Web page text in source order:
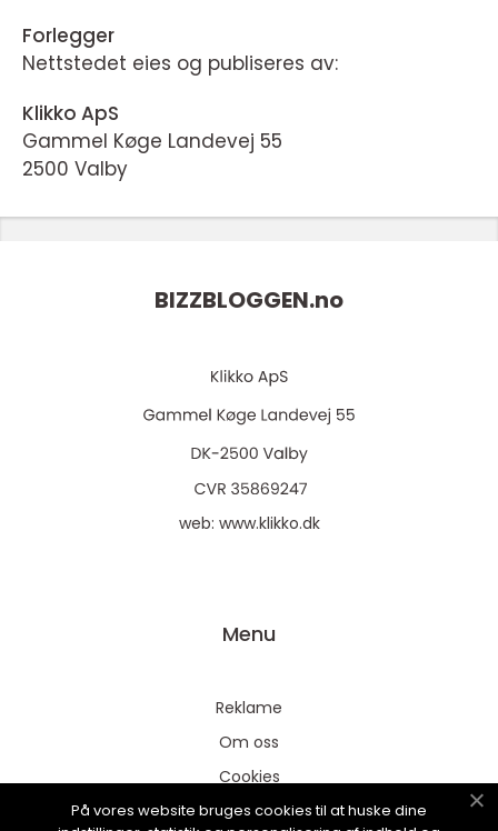
Forlegger
Nettstedet eies og publiseres av:
Klikko ApS
Gammel Køge Landevej 55
2500 Valby
BIZZBLOGGEN.no
web: www.klikko.dk
Menu
Reklame
Om oss
Cookies
Kontakt Oss
På vores website bruges cookies til at huske dine